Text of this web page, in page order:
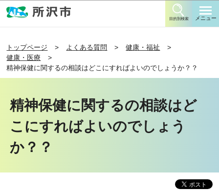
目的別検索 メニュー
トップページ よくある質問
健康・福祉
健康・医療
精神保健に関するの相談はどこにすればよいのでしょうか？？
精神保健に関するの相談はど
こにすればよいのでしょう
か？？